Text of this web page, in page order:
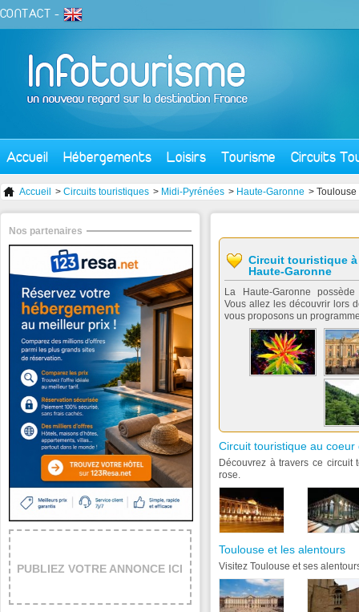
CONTACT -
Accueil Hébergements Loisirs Tourisme Circuits
Accueil > Circuits touristiques > Midi-Pyrénées > Haute-Garonne > Toulouse
Circuit touristique
Haute-Garonne
La Haute-Garonne
Vous allez les découvrir lors
vous proposons un
Circuit touristique au coeur
Découvrez à travers ce
rose.
Toulouse et les alentours
Visitez Toulouse et ses
Nos partenaires
PUBLIEZ VOTRE ANNONCE ICI